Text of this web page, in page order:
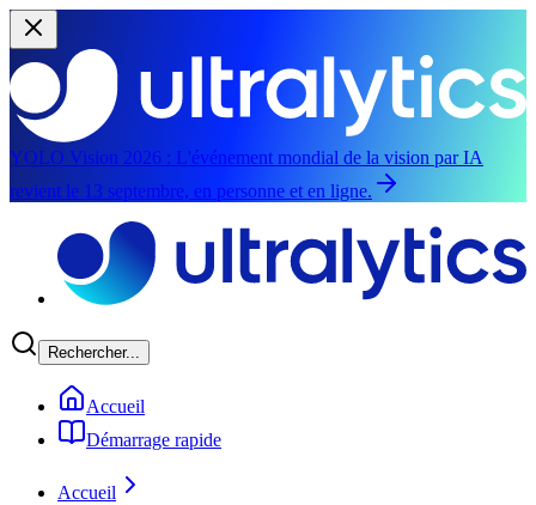
YOLO Vision 2026 : L'événement mondial de la vision par IA
revient le 13 septembre, en personne et en ligne.
Rechercher...
Accueil
Démarrage rapide
Accueil